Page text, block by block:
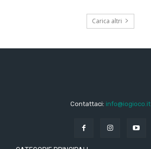
Carica altri
Contattaci: info@iogioco.it